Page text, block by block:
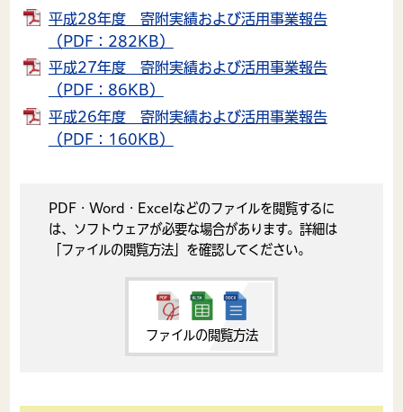
平成28年度 寄附実績および活用事業報告
（PDF：282KB）
平成27年度 寄附実績および活用事業報告
（PDF：86KB）
平成26年度 寄附実績および活用事業報告
（PDF：160KB）
PDF・Word・Excelなどのファイルを閲覧するに
は、ソフトウェアが必要な場合があります。詳細は
「ファイルの閲覧方法」を確認してください。
ファイルの閲覧方法